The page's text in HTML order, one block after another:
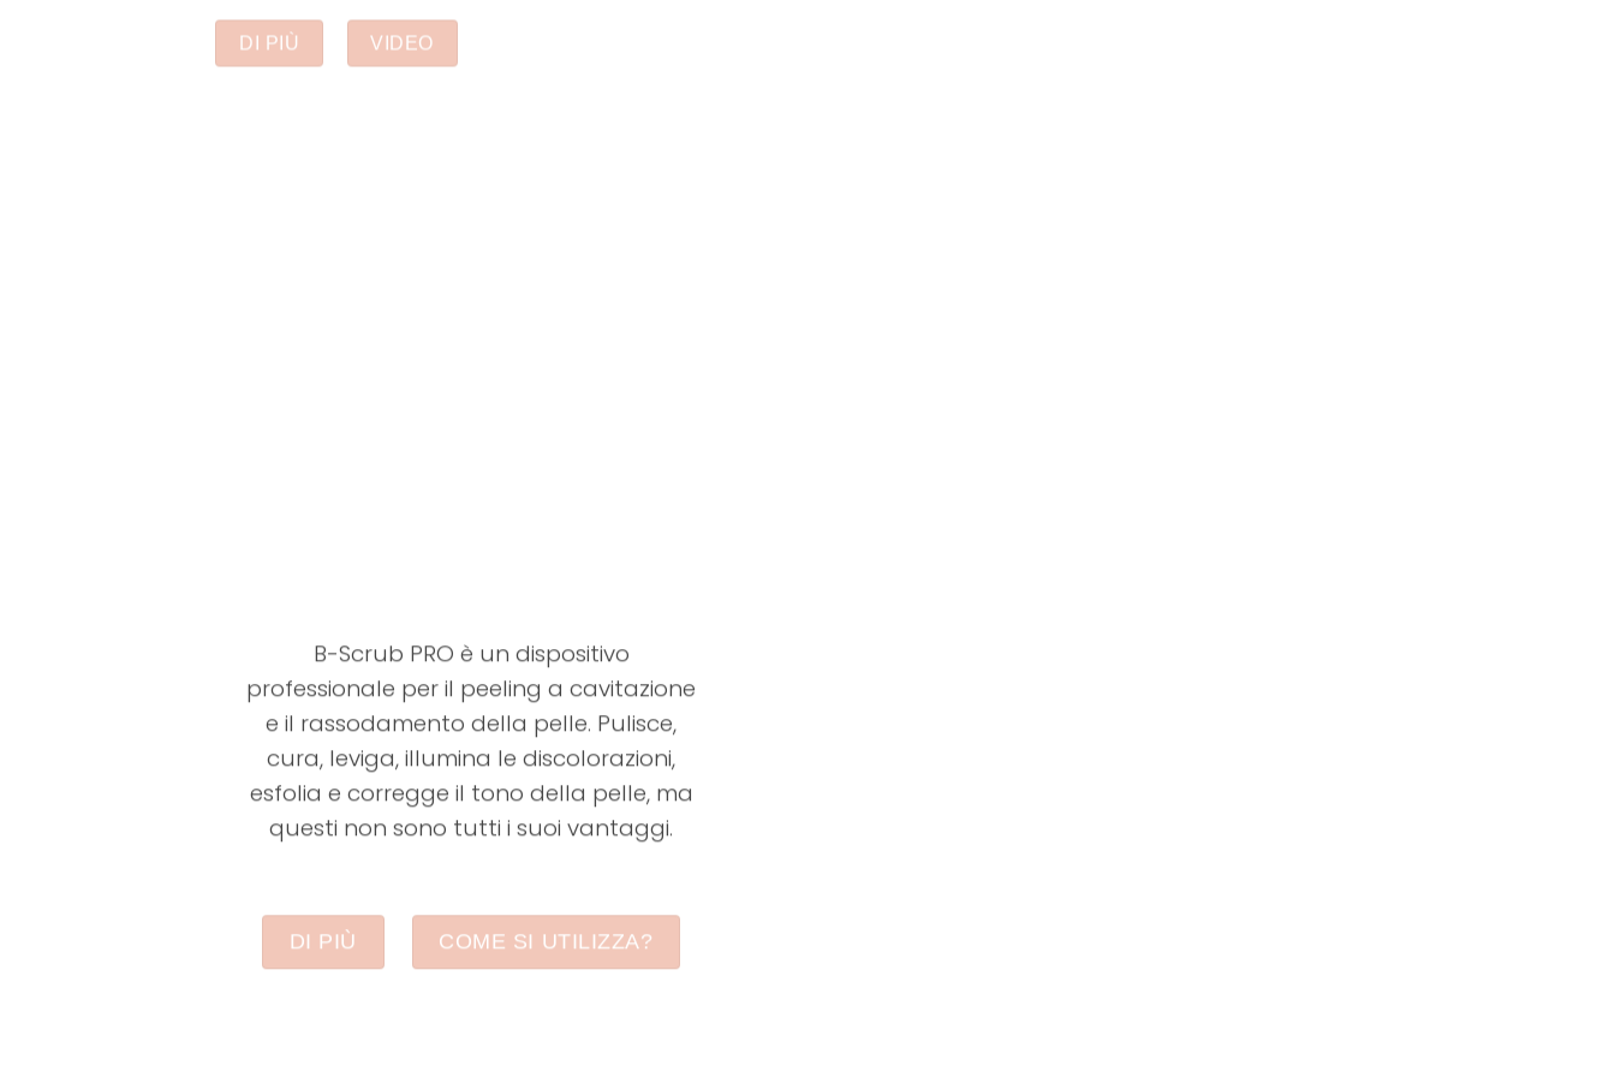
DI PIÙ VIDEO
B-Scrub PRO è un dispositivo
professionale per il peeling a cavitazione
e il rassodamento della pelle. Pulisce,
cura, leviga, illumina le discolorazioni,
esfolia e corregge il tono della pelle, ma
questi non sono tutti i suoi vantaggi.
DI PIÙ COME SI UTILIZZA?